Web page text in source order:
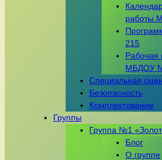
работы
215
Рабочая
МБДОУ
Специальная
Безопасность
Комплектование
Группы
Группа №1
Блог
О группе